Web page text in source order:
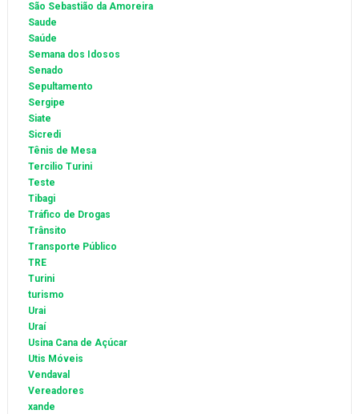
São Sebastião da Amoreira
Saude
Saúde
Semana dos Idosos
Senado
Sepultamento
Sergipe
Siate
Sicredi
Tênis de Mesa
Tercilio Turini
Teste
Tibagi
Tráfico de Drogas
Trânsito
Transporte Público
TRE
Turini
turismo
Urai
Uraí
Usina Cana de Açúcar
Utis Móveis
Vendaval
Vereadores
xande